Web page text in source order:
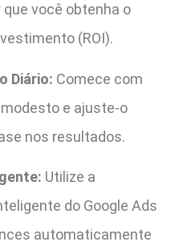
você obtenha o
(ROI).
Diário: Comece com
e ajuste-o
nos resultados.
Utilize a
do Google Ads
automaticamente